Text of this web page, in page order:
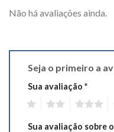
Não há avaliações ainda.
Seja o primeiro a
Sua avaliação *
Sua avaliação sobre